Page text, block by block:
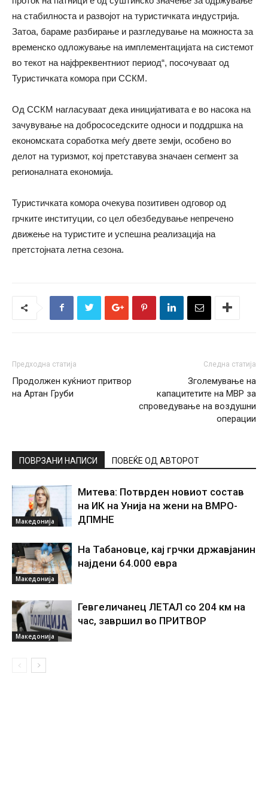
на стабилноста и развојот на туристичката индустрија.
Затоа, бараме разбирање и разгледување на можноста за
временско одложување на имплементацијата на системот
во текот на најфреквентниот период“, посочуваат од
Туристичката комора при ССКМ.
Од ССКМ нагласуваат дека иницијативата е во насока на
зачувување на добрососедските односи и поддршка на
економската соработка меѓу двете земји, особено во
делот на туризмот, кој претставува значаен сегмент за
регионалната економија.
Туристичката комора очекува позитивен одговор од
грчките институции, со цел обезбедување непречено
движење на туристите и успешна реализација на
претстојната летна сезона.
Предходна статија
Продолжен куќниот притвор
на Артан Груби
Следна статија
Зголемување на
капацитетите на МВР за
спроведување на воздушни
операции
ПОВРЗАНИ НАПИСИ ПОВЕЌЕ ОД АВТОРОТ
Македонија
Митева: Потврден новиот состав
на ИК на Унија на жени на ВМРО-
ДПМНЕ
Македонија
На Табановце, кај грчки државјанин
најдени 64.000 евра
Македонија
Гевгеличанец ЛЕТАЛ со 204 км на
час, завршил во ПРИТВОР